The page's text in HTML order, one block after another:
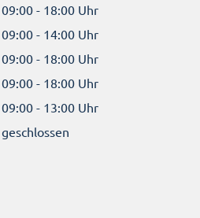
09:00 - 18:00 Uhr
09:00 - 14:00 Uhr
09:00 - 18:00 Uhr
09:00 - 18:00 Uhr
09:00 - 13:00 Uhr
geschlossen